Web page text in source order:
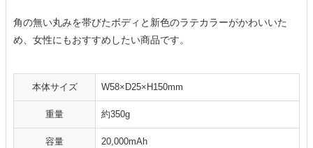
角の無い丸みを帯びたボディと新色のラテカラーがかわいいた
め、女性にもおすすめしたい商品です。
本体サイズ W58×D25×H150mm
重量 約350g
容量 20,000mAh